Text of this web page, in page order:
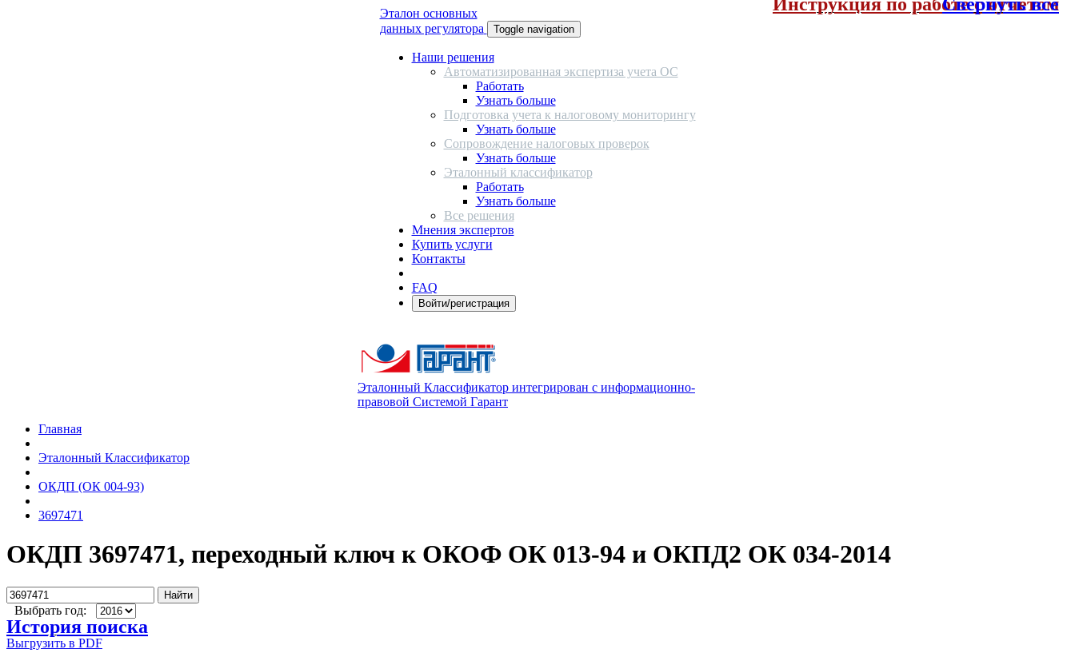
Эталон основных
данных регулятора
Toggle navigation
Наши решения
Автоматизированная экспертиза учета ОС
Работать
Узнать больше
Подготовка учета к налоговому мониторингу
Узнать больше
Сопровождение налоговых проверок
Узнать больше
Эталонный классификатор
Работать
Узнать больше
Все решения
Мнения экспертов
Купить услуги
Контакты
FAQ
Войти/регистрация
Эталонный Классификатор интегрирован с информационно-
правовой Системой Гарант
Главная
Эталонный Классификатор
ОКДП (ОК 004-93)
3697471
ОКДП 3697471, переходный ключ к ОКОФ ОК 013-94 и ОКПД2 ОК 034-2014
Найти
Выбрать год:
История поиска
Выгрузить в PDF